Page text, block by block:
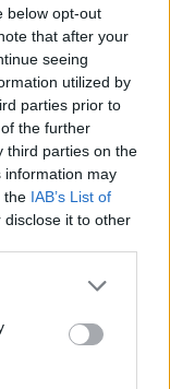
below opt-out
that after your
seeing
utilized by
parties prior to
the further
third parties on the
information may
the IAB’s List of
it to other
or more Google
You may click to
party tags to
in below Google
vlom
nakita in tri
žaljivimi,